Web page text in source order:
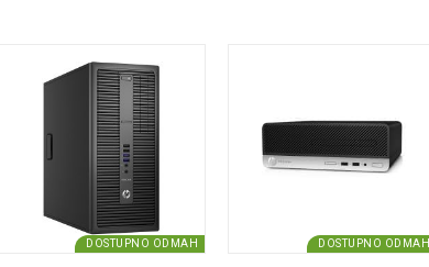
DOSTUPNO ODMAH DOSTUPNO ODMAH